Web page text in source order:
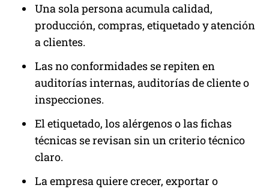
Una sola persona acumula calidad,
producción, compras, etiquetado y atención
a clientes.
Las no conformidades se repiten en
auditorías internas, auditorías de cliente o
inspecciones.
El etiquetado, los alérgenos o las fichas
técnicas se revisan sin un criterio técnico
claro.
La empresa quiere crecer, exportar o